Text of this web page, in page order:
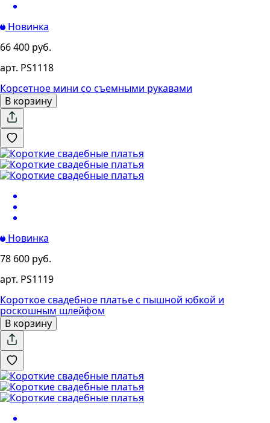
Новинка
66 400 руб.
арт. PS1118
Корсетное мини со съемными рукавами
В корзину
Новинка
78 600 руб.
арт. PS1119
Короткое свадебное платье с пышной юбкой и
роскошным шлейфом
В корзину